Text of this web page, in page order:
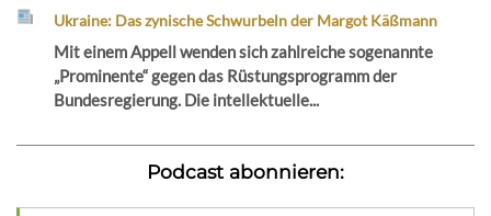
Ukraine: Das zynische Schwurbeln der Margot Käßmann
Mit einem Appell wenden sich zahlreiche sogenannte
„Prominente“ gegen das Rüstungsprogramm der
Bundesregierung. Die intellektuelle...
Podcast abonnieren: